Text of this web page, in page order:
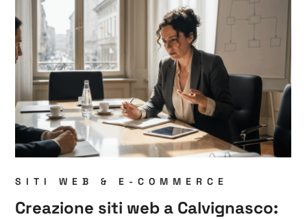
SITI WEB & E-COMMERCE
Creazione siti web a Calvignasco: